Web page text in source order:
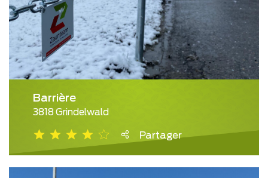
Barrière
3818 Grindelwald
Partager